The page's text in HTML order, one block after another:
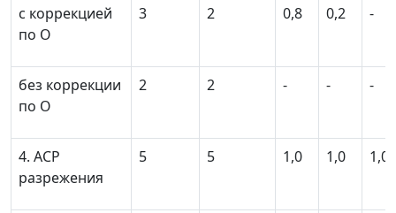
с коррекцией
по O
3 2 0,8 0,2 -
без коррекции
по О
2 2 - - -
4. ACР
разрежения
5 5 1,0 1,0 1,0